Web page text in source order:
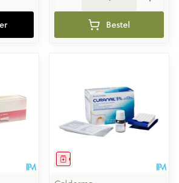
Bestel
Geneesmiddel